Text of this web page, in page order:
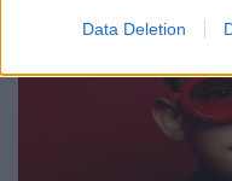
Data Deletion